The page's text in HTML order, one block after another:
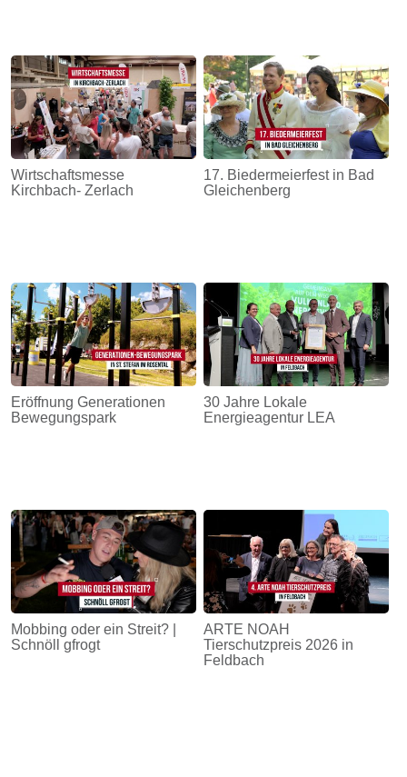
Wirtschaftsmesse
Kirchbach- Zerlach
17. Biedermeierfest in Bad
Gleichenberg
Eröffnung Generationen
Bewegungspark
30 Jahre Lokale
Energieagentur LEA
Mobbing oder ein Streit? |
Schnöll gfrogt
ARTE NOAH
Tierschutzpreis 2026 in
Feldbach